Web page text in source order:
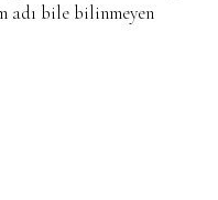
adı bile bilinmeyen